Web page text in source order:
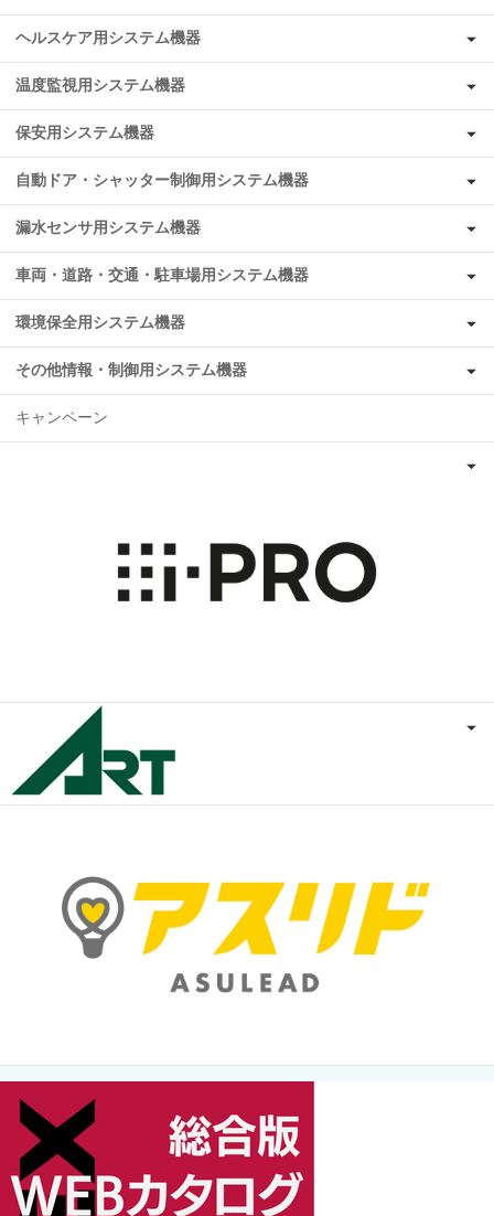
ヘルスケア用システム機器
温度監視用システム機器
保安用システム機器
自動ドア・シャッター制御用システム機器
漏水センサ用システム機器
車両・道路・交通・駐車場用システム機器
環境保全用システム機器
その他情報・制御用システム機器
キャンペーン